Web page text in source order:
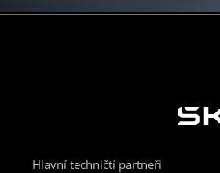
Hlavní techničtí partneři